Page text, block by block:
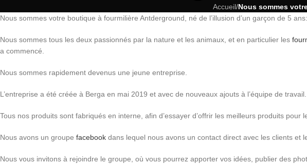
Accueil/Nous sommes
Nous sommes votre boutique à fourmilière Antderground, né de l’illusion d’un garçon de 5
Nous sommes tous les deux passionnés par la nature et les animaux, et en particulier les
a commencé.
Nous sommes rapidement devenus une jeune entreprise.
L’entreprise a été créée à Berga en mai 2019 et avec de nouveaux ajouts à l’équipe de travail.
Tous nos produits sont fabriqués en interne, afin d’essayer d’offrir les meilleurs produits
Nous avons un groupe facebook dans lequel nous avons un contact direct avec les clients et
Nous vous invitons à rejoindre le groupe, où vous pourrez apporter vos idées, publier des